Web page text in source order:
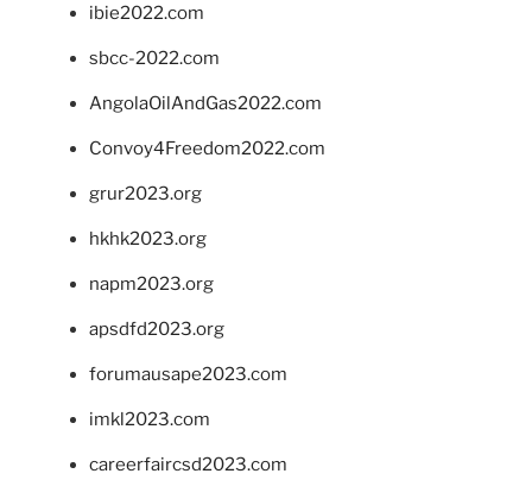
ibie2022.com
sbcc-2022.com
AngolaOilAndGas2022.com
Convoy4Freedom2022.com
grur2023.org
hkhk2023.org
napm2023.org
apsdfd2023.org
forumausape2023.com
imkl2023.com
careerfaircsd2023.com